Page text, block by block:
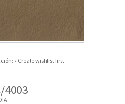
» Create wishlist first
4003